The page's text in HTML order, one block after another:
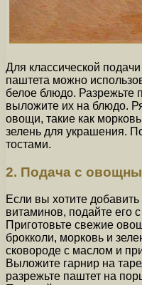
Для классической
паштета можно
белое блюдо. Разрежьте
выложите их на блюдо.
овощи, такие как
зелень для украшения.
тостами.
2. Подача с
Если вы хотите
витаминов, подайте его
Приготовьте свежие
брокколи, морковь и
сковороде с маслом и
Выложите гарнир на
разрежьте паштет на